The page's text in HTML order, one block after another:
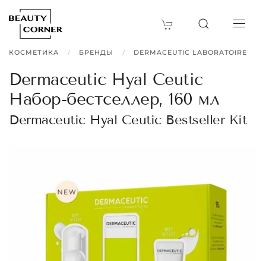
КОСМЕТИКА БРЕНДЫ DERMACEUTIC LABORATOIRE
Dermaceutic Hyal Ceutic
Набор-бестселлер, 160 мл
Dermaceutic Hyal Ceutic Bestseller Kit